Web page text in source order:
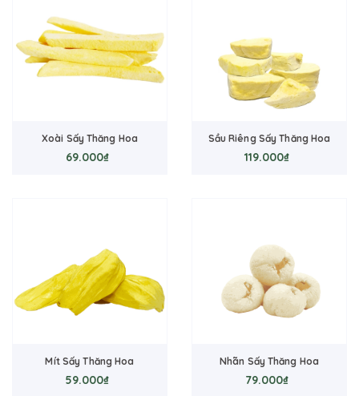
Xoài Sấy Thăng Hoa
69.000₫
Sầu Riêng Sấy Thăng Hoa
119.000₫
Mít Sấy Thăng Hoa
59.000₫
Nhãn Sấy Thăng Hoa
79.000₫